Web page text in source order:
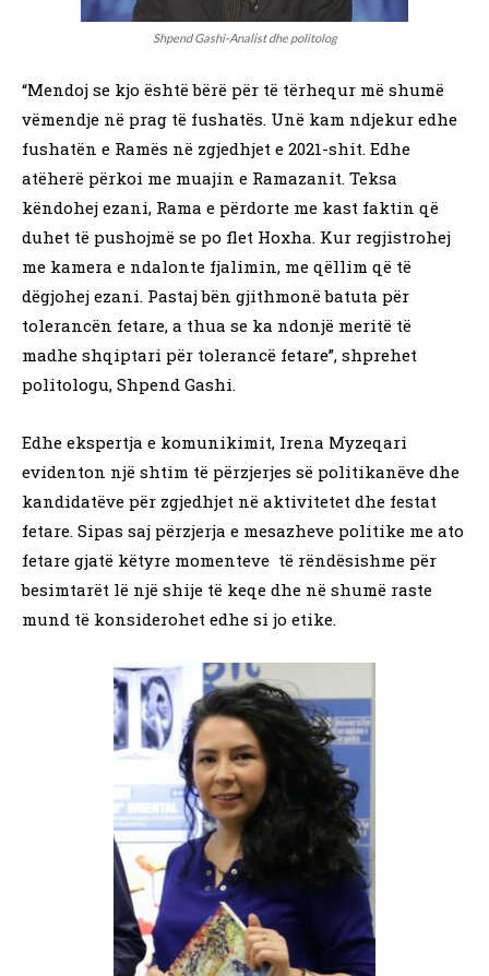
Shpend Gashi-Analist dhe politolog
“Mendoj se kjo është bërë për të tërhequr më shumë
vëmendje në prag të fushatës. Unë kam ndjekur edhe
fushatën e Ramës në zgjedhjet e 2021-shit. Edhe
atëherë përkoi me muajin e Ramazanit. Teksa
këndohej ezani, Rama e përdorte me kast faktin që
duhet të pushojmë se po flet Hoxha. Kur regjistrohej
me kamera e ndalonte fjalimin, me qëllim që të
dëgjohej ezani. Pastaj bën gjithmonë batuta për
tolerancën fetare, a thua se ka ndonjë meritë të
madhe shqiptari për tolerancë fetare”, shprehet
politologu, Shpend Gashi.
Edhe ekspertja e komunikimit, Irena Myzeqari
evidenton një shtim të përzjerjes së politikanëve dhe
kandidatëve për zgjedhjet në aktivitetet dhe festat
fetare. Sipas saj përzjerja e mesazheve politike me ato
fetare gjatë këtyre momenteve të rëndësishme për
besimtarët lë një shije të keqe dhe në shumë raste
mund të konsiderohet edhe si jo etike.